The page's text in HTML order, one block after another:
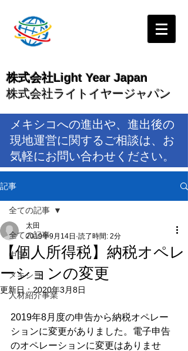
株式会社Light Year Japan
株式会社ライトイヤージャパン
メキシコへの進出や、進出後の
現地運営に関するご相談は、お
気軽にお問い合わせください。
記事
全ての記事
中国
メキシコ
人材紹介事業
全ての記事
【個人所得税】納税オペレ
ーションの変更
太田
2019年9月14日 読了時間: 2分
更新日：2020年3月8日
2019年8月度の申告から納税オペレー
ションに変更がありました。電子申告
のオペレーションに変更はありませ